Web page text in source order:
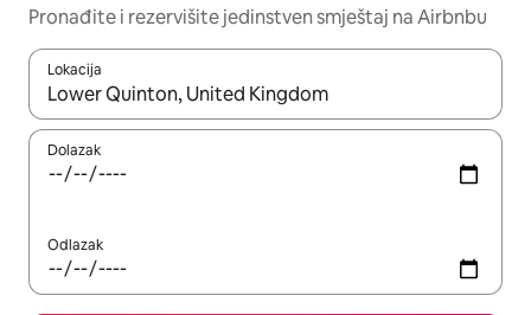
Pronađite i rezervišite jedinstven smještaj na Airbnbu
Lokacija
Kad rezultati budu dostupni, krećite se gore i dolje pomoću
Dolazak
Odlazak